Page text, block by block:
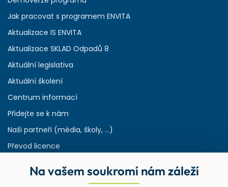
Jak pracovat s programem ENVITA
Aktualizace IS ENVITA
Aktualizace SKLAD Odpadů 8
Aktuální legislativa
Aktuální školení
Centrum informací
Přidejte se k nám
Naši partneři (média, školy, ...)
Převod licence
Rejstřík používaných zkratek v odpadech
Na vašem soukromí nám záleží